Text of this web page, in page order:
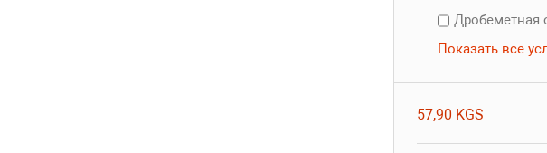
Дробеметная
Показать все
57,90 KGS